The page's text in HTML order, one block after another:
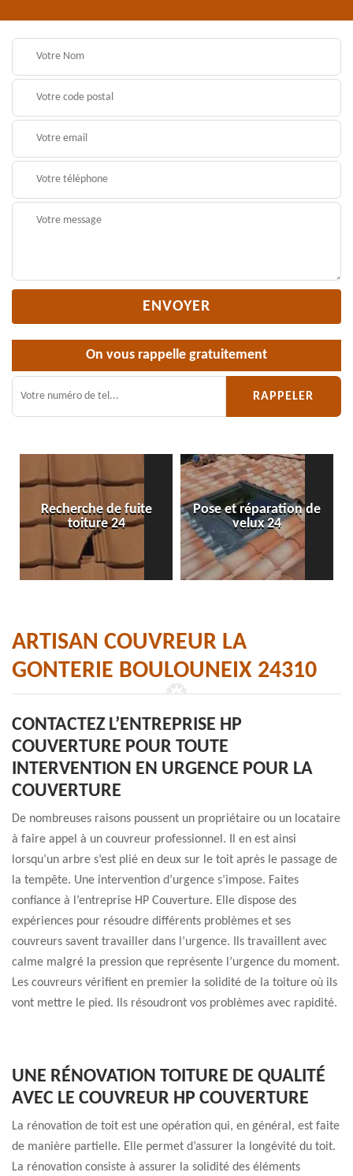
On vous rappelle gratuitement
Recherche de fuite
toiture 24
Pose et réparation de
velux 24
ARTISAN COUVREUR LA
GONTERIE BOULOUNEIX 24310
CONTACTEZ L’ENTREPRISE HP
COUVERTURE POUR TOUTE
INTERVENTION EN URGENCE POUR LA
COUVERTURE
De nombreuses raisons poussent un propriétaire ou un locataire
à faire appel à un couvreur professionnel. Il en est ainsi
lorsqu’un arbre s’est plié en deux sur le toit après le passage de
la tempête. Une intervention d’urgence s’impose. Faites
confiance à l’entreprise HP Couverture. Elle dispose des
expériences pour résoudre différents problèmes et ses
couvreurs savent travailler dans l’urgence. Ils travaillent avec
calme malgré la pression que représente l’urgence du moment.
Les couvreurs vérifient en premier la solidité de la toiture où ils
vont mettre le pied. Ils résoudront vos problèmes avec rapidité.
UNE RÉNOVATION TOITURE DE QUALITÉ
AVEC LE COUVREUR HP COUVERTURE
La rénovation de toit est une opération qui, en général, est faite
de manière partielle. Elle permet d’assurer la longévité du toit.
La rénovation consiste à assurer la solidité des éléments